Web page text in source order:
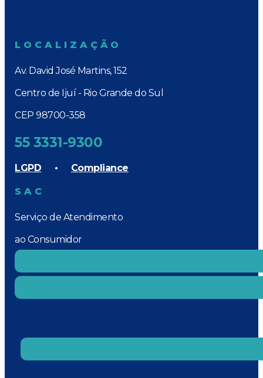
LOCALIZAÇÃO
Av. David José Martins, 152
Centro de Ijuí - Rio Grande do Sul
CEP 98700-358
55 3331-9300
LGPD • Compliance
SAC
Serviço de Atendimento
ao Consumidor